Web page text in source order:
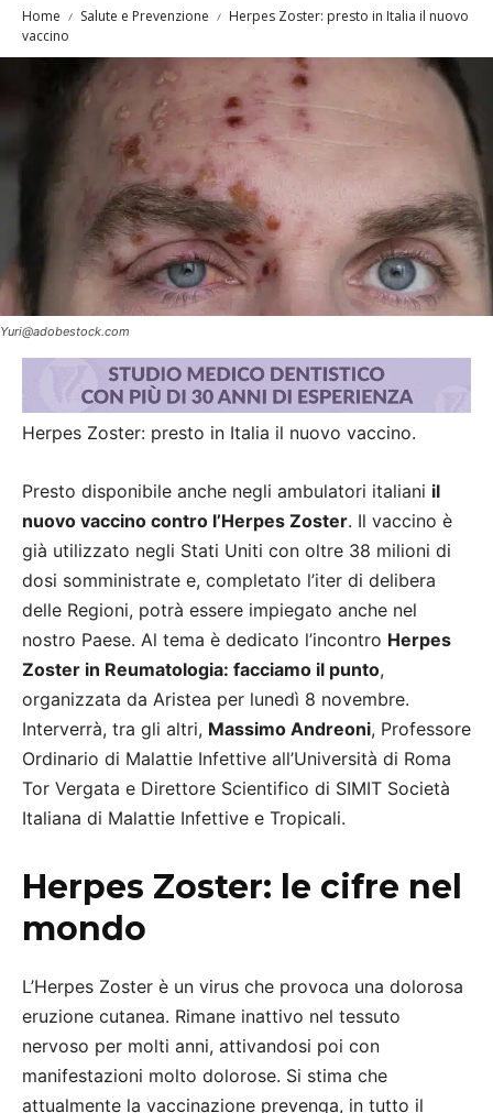
Home Salute e Prevenzione
Herpes Zoster: presto in Italia il nuovo
vaccino
Yuri@adobestock.com
Herpes Zoster: presto in Italia il nuovo vaccino.
Presto disponibile anche negli ambulatori italiani il
nuovo vaccino contro l’Herpes Zoster. Il vaccino è
già utilizzato negli Stati Uniti con oltre 38 milioni di
dosi somministrate e, completato l’iter di delibera
delle Regioni, potrà essere impiegato anche nel
nostro Paese. Al tema è dedicato l’incontro Herpes
Zoster in Reumatologia: facciamo il punto,
organizzata da Aristea per lunedì 8 novembre.
Interverrà, tra gli altri, Massimo Andreoni, Professore
Ordinario di Malattie Infettive all’Università di Roma
Tor Vergata e Direttore Scientifico di SIMIT Società
Italiana di Malattie Infettive e Tropicali.
Herpes Zoster: le cifre nel
mondo
L’Herpes Zoster è un virus che provoca una dolorosa
eruzione cutanea. Rimane inattivo nel tessuto
nervoso per molti anni, attivandosi poi con
manifestazioni molto dolorose. Si stima che
attualmente la vaccinazione prevenga, in tutto il